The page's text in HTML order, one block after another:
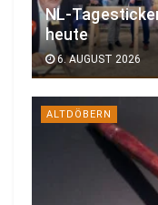
NL-
heute
6. AUGUST 2026
ALTDÖBERN